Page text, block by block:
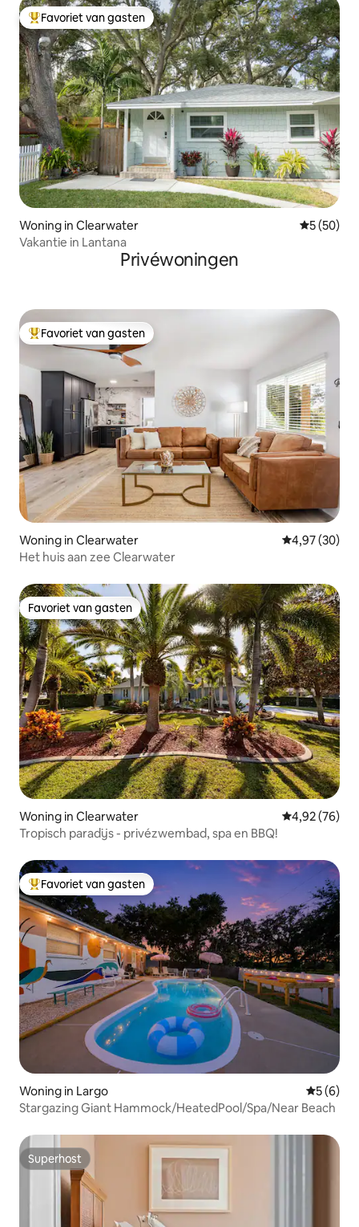
Topfavoriet van gasten
Favoriet van gasten
Woning in Clearwater
5 (50)
Vakantie in Lantana
Privéwoningen
Topfavoriet van gasten
Favoriet van gasten
Woning in Clearwater Gemiddelde
4,97 (30)
Het huis aan zee Clearwater
Favoriet van gasten
Favoriet van gasten
Woning in Clearwater Gemiddelde
4,92 (76)
Tropisch paradijs - privézwembad, spa en BBQ!
Topfavoriet van gasten
Favoriet van gasten
Woning in Largo
5 (6)
Stargazing Giant Hammock/HeatedPool/Spa/Near Beach
Superhost
Superhost